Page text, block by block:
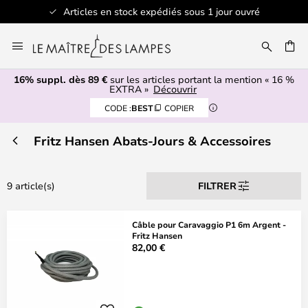
Articles en stock expédiés sous 1 jour ouvré
au
contenu
16% suppl. dès 89 € sur les articles portant la mention « 16 %
EXTRA » Découvrir
CODE :BEST COPIER
Fritz Hansen Abats-Jours & Accessoires
9 article(s) FILTRER
Câble pour Caravaggio P1 6m Argent -
Fritz Hansen
82,00 €